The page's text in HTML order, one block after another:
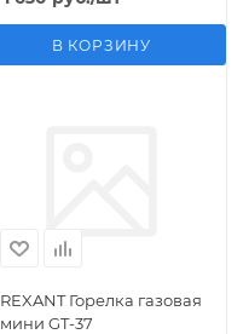
В КОРЗИНУ
REXANT Горелка газовая
мини GT-37